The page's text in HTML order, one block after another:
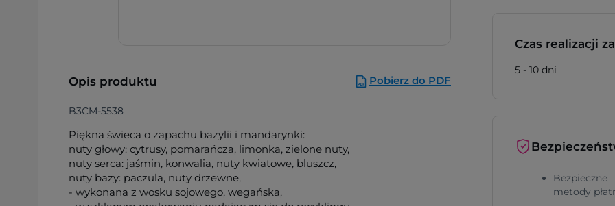
Opis produktu Pobierz do PDF
B3CM-5538
Piękna świeca o zapachu bazylii i mandarynki:
nuty głowy: cytrusy, pomarańcza, limonka, zielone nuty,
nuty serca: jaśmin, konwalia, nuty kwiatowe, bluszcz,
nuty bazy: paczula, nuty drzewne,
- wykonana z wosku sojowego, wegańska,
Czas realizacji
5 - 10 dni
Bezpieczne
metody